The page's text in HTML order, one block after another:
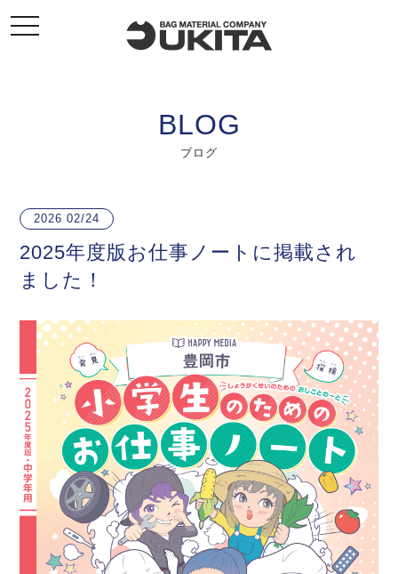
toggle
navigation
BLOG
ブログ
2026 02/24
2025年度版お仕事ノートに掲載され
ました！